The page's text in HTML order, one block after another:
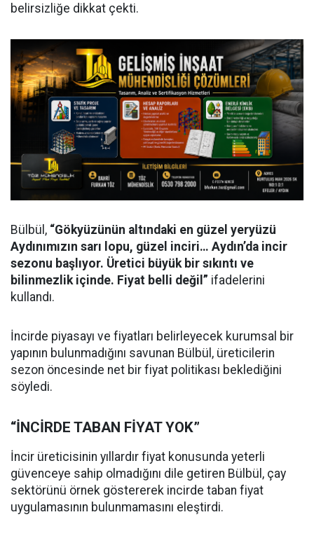
belirsizliğe dikkat çekti.
Bülbül, “Gökyüzünün altındaki en güzel yeryüzü
Aydınımızın sarı lopu, güzel inciri… Aydın’da incir
sezonu başlıyor. Üretici büyük bir sıkıntı ve
bilinmezlik içinde. Fiyat belli değil” ifadelerini
kullandı.
İncirde piyasayı ve fiyatları belirleyecek kurumsal bir
yapının bulunmadığını savunan Bülbül, üreticilerin
sezon öncesinde net bir fiyat politikası beklediğini
söyledi.
“İNCİRDE TABAN FİYAT YOK”
İncir üreticisinin yıllardır fiyat konusunda yeterli
güvenceye sahip olmadığını dile getiren Bülbül, çay
sektörünü örnek göstererek incirde taban fiyat
uygulamasının bulunmamasını eleştirdi.